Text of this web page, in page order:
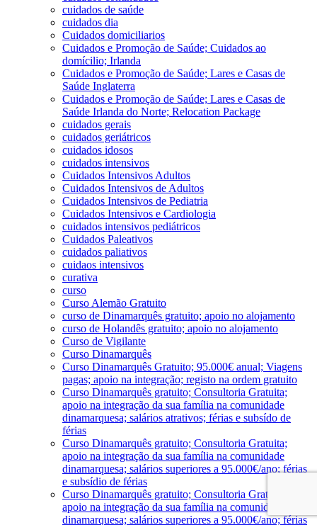
cuidados de saúde
cuidados dia
Cuidados domiciliarios
Cuidados e Promoção de Saúde; Cuidados ao
domícilio; Irlanda
Cuidados e Promoção de Saúde; Lares e Casas de
Saúde Inglaterra
Cuidados e Promoção de Saúde; Lares e Casas de
Saúde Irlanda do Norte; Relocation Package
cuidados gerais
cuidados geriátricos
cuidados idosos
cuidados intensivos
Cuidados Intensivos Adultos
Cuidados Intensivos de Adultos
Cuidados Intensivos de Pediatria
Cuidados Intensivos e Cardiologia
cuidados intensivos pediátricos
Cuidados Paleativos
cuidados paliativos
cuidaos intensivos
curativa
curso
Curso Alemão Gratuito
curso de Dinamarquês gratuito; apoio no alojamento
curso de Holandês gratuito; apoio no alojamento
Curso de Vigilante
Curso Dinamarquês
Curso Dinamarquês Gratuito; 95.000€ anual; Viagens
pagas; apoio na integração; registo na ordem gratuito
Curso Dinamarquês gratuito; Consultoria Gratuita;
apoio na integração da sua família na comunidade
dinamarquesa; salários atrativos; férias e subsído de
férias
Curso Dinamarquês gratuito; Consultoria Gratuita;
apoio na integração da sua família na comunidade
dinamarquesa; salários superiores a 95.000€/ano; férias
e subsídio de férias
Curso Dinamarquês gratuito; Consultoria Gratuita;
apoio na integração da sua família na comunidade
dinamarquesa; salários superiores a 95.000€/ano; férias